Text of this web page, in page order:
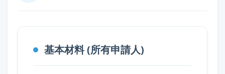
基本材料 (所有申請人)